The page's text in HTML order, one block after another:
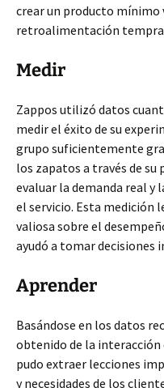
crear un producto mínimo
retroalimentación
Medir
Zappos utilizó datos
medir el éxito de su
grupo suficientemente
los zapatos a través de
evaluar la demanda real y
el servicio. Esta medición
valiosa sobre el
ayudó a tomar decisiones
Aprender
Basándose en los datos
obtenido de la interacción
pudo extraer lecciones
y necesidades de los